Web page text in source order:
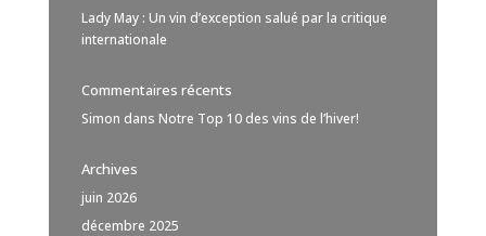
Lady May : Un vin d’exception salué par la critique
internationale
Commentaires récents
Simon dans Notre Top 10 des vins de l’hiver!
Archives
juin 2026
décembre 2025